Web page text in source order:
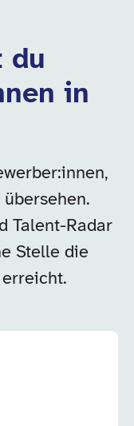
du
in
Talent-Radar
Stelle die